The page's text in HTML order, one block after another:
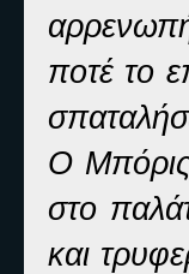
ποτέ το
Ο Μπόρις
στο
και